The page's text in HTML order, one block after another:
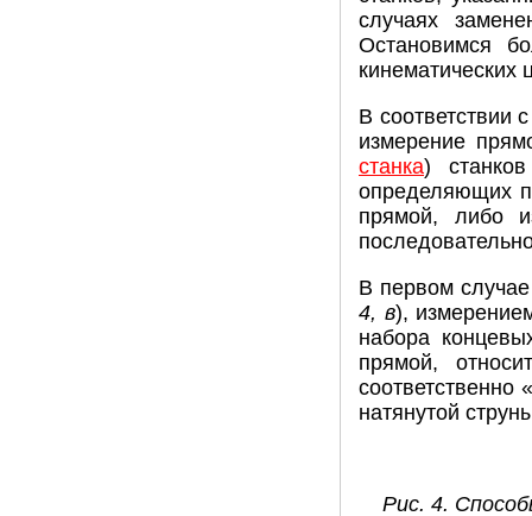
случаях
Остановимся
кинематических
В
измерение
станка)
определяющих
прямой, либо
В первом
4, в),
набора
прямой,
соответственно
натянутой
Рис. 4.